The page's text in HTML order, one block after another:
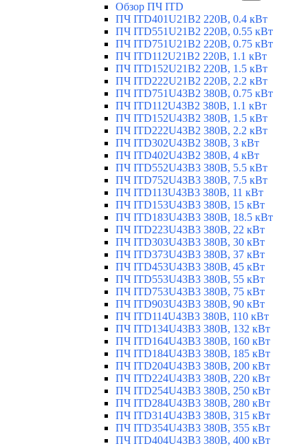
Обзор ПЧ ITD
ПЧ ITD401U21B2 220В, 0.4 кВт
ПЧ ITD551U21B2 220В, 0.55 кВт
ПЧ ITD751U21B2 220В, 0.75 кВт
ПЧ ITD112U21B2 220В, 1.1 кВт
ПЧ ITD152U21B2 220В, 1.5 кВт
ПЧ ITD222U21B2 220В, 2.2 кВт
ПЧ ITD751U43B2 380В, 0.75 кВт
ПЧ ITD112U43B2 380В, 1.1 кВт
ПЧ ITD152U43B2 380В, 1.5 кВт
ПЧ ITD222U43B2 380В, 2.2 кВт
ПЧ ITD302U43B2 380В, 3 кВт
ПЧ ITD402U43B2 380В, 4 кВт
ПЧ ITD552U43B3 380В, 5.5 кВт
ПЧ ITD752U43B3 380В, 7.5 кВт
ПЧ ITD113U43B3 380В, 11 кВт
ПЧ ITD153U43B3 380В, 15 кВт
ПЧ ITD183U43B3 380В, 18.5 кВт
ПЧ ITD223U43B3 380В, 22 кВт
ПЧ ITD303U43B3 380В, 30 кВт
ПЧ ITD373U43B3 380В, 37 кВт
ПЧ ITD453U43B3 380В, 45 кВт
ПЧ ITD553U43B3 380В, 55 кВт
ПЧ ITD753U43B3 380В, 75 кВт
ПЧ ITD903U43B3 380В, 90 кВт
ПЧ ITD114U43B3 380В, 110 кВт
ПЧ ITD134U43B3 380В, 132 кВт
ПЧ ITD164U43B3 380В, 160 кВт
ПЧ ITD184U43B3 380В, 185 кВт
ПЧ ITD204U43B3 380В, 200 кВт
ПЧ ITD224U43B3 380В, 220 кВт
ПЧ ITD254U43B3 380В, 250 кВт
ПЧ ITD284U43B3 380В, 280 кВт
ПЧ ITD314U43B3 380В, 315 кВт
ПЧ ITD354U43B3 380В, 355 кВт
ПЧ ITD404U43B3 380В, 400 кВт